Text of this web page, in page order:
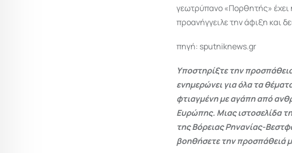
γεωτρύπανο «Πορθητής» έχει
προανήγγειλε την άφιξη και
πηγή: sputniknews.gr
Υποστηρίξτε την
ενημερώνει για όλα τα
φτιαγμένη με αγάπη από
Ευρώπης. Μιας ιστοσελίδα
της Βόρειας Ρηνανίας-
βοηθήσετε την προσπάθειά